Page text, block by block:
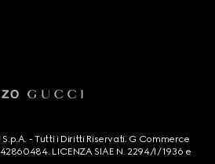
- Tutti i Diritti Riservati. G Commerce
LICENZA SIAE N. 2294/I/1936 e